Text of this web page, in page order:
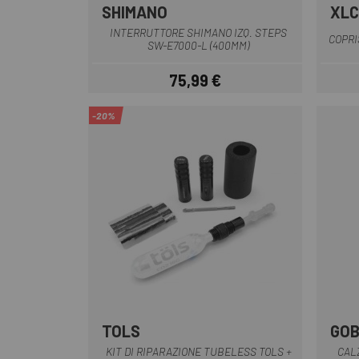
SHIMANO
INTERRUTTORE SHIMANO IZQ. STEPS
SW-E7000-L (400MM)
Prezzo
75,99 €
XLC
-20%
TOLS
KIT DI RIPARAZIONE TUBELESS TOLS +